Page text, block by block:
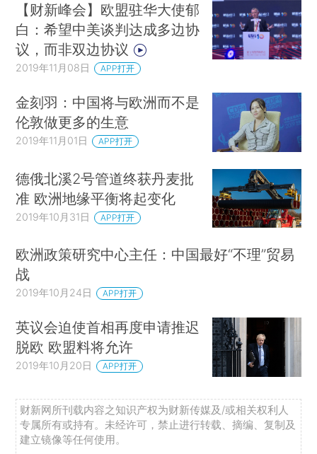
【财新峰会】欧盟驻华大使郁
白：希望中美谈判达成多边协
议，而非双边协议
2019年11月08日 APP打开
金刻羽：中国将与欧洲而不是
伦敦做更多的生意
2019年11月01日 APP打开
德俄北溪2号管道终获丹麦批
准 欧洲地缘平衡将起变化
2019年10月31日 APP打开
欧洲政策研究中心主任：中国最好“不理”贸易
战
2019年10月24日 APP打开
英议会迫使首相再度申请推迟
脱欧 欧盟料将允许
2019年10月20日 APP打开
财新网所刊载内容之知识产权为财新传媒及/或相关权利人
专属所有或持有。未经许可，禁止进行转载、摘编、复制及
建立镜像等任何使用。